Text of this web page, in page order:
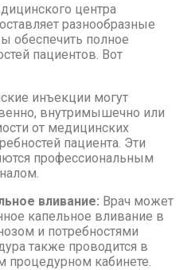
центра
разнообразные
обеспечить полное
пациентов. Вот
инъекции могут
внутримышечно или
от медицинских
пациента. Эти
профессиональным
вливание: Врач может
капельное вливание в
и потребностями
также проводится в
процедурном кабинете.